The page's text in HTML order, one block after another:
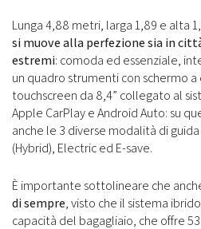
Lunga 4,88 metri, larga 1,89 e alta
si muove alla perfezione sia in
estremi: comoda ed essenziale,
un quadro strumenti con schermo a
touchscreen da 8,4” collegato al
Apple CarPlay e Android Auto: su
anche le 3 diverse modalità di
(Hybrid), Electric ed E-save.
È importante sottolineare che
di sempre, visto che il sistema
capacità del bagagliaio, che offre